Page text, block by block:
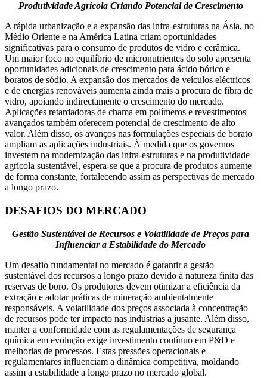
Produtividade Agrícola Criando Potencial de Crescimento
A rápida urbanização e a expansão das infra-estruturas na Ásia, no
Médio Oriente e na América Latina criam oportunidades
significativas para o consumo de produtos de vidro e cerâmica.
Um maior foco no equilíbrio de micronutrientes do solo apresenta
oportunidades adicionais de crescimento para ácido bórico e
boratos de sódio. A expansão dos mercados de veículos eléctricos
e de energias renováveis ​​aumenta ainda mais a procura de fibra de
vidro, apoiando indirectamente o crescimento do mercado.
Aplicações retardadoras de chama em polímeros e revestimentos
avançados também oferecem potencial de crescimento de alto
valor. Além disso, os avanços nas formulações especiais de borato
ampliam as aplicações industriais. À medida que os governos
investem na modernização das infra-estruturas e na produtividade
agrícola sustentável, espera-se que a procura de produtos aumente
de forma constante, fortalecendo assim as perspectivas de mercado
a longo prazo.
DESAFIOS DO MERCADO
Gestão Sustentável de Recursos e Volatilidade de Preços para
Influenciar a Estabilidade do Mercado
Um desafio fundamental no mercado é garantir a gestão
sustentável dos recursos a longo prazo devido à natureza finita das
reservas de boro. Os produtores devem otimizar a eficiência da
extração e adotar práticas de mineração ambientalmente
responsáveis. A volatilidade dos preços associada à concentração
de recursos pode ter impacto nas indústrias a jusante. Além disso,
manter a conformidade com as regulamentações de segurança
química em evolução exige investimento contínuo em P&D e
melhorias de processos. Estas pressões operacionais e
regulamentares influenciam a dinâmica competitiva, moldando
assim a estabilidade a longo prazo no mercado global.